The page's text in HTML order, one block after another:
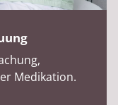
Medikation.